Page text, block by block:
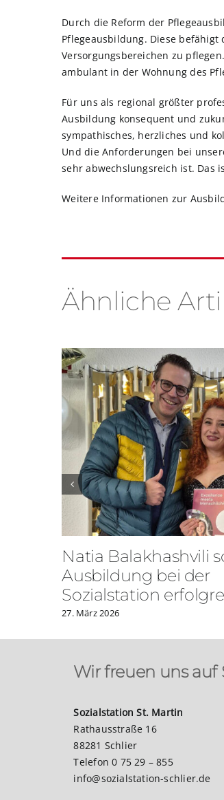
Durch die Reform der
Pflegeausbildung. Diese
Versorgungsbereichen zu
ambulant in der Wohnung des
Für uns als regional größter
Ausbildung konsequent und
sympathisches, herzliches und
Und die Anforderungen bei
sehr abwechslungsreich ist. Das
Weitere Informationen zur
Ähnliche
Natia Balakhashvili
Ausbildung bei der
Sozialstation
27. März 2026
Wir freuen uns auf
Sozialstation St. Martin
Rathausstraße 16
88281 Schlier
Telefon 0 75 29 – 855
info@sozialstation-schlier.de